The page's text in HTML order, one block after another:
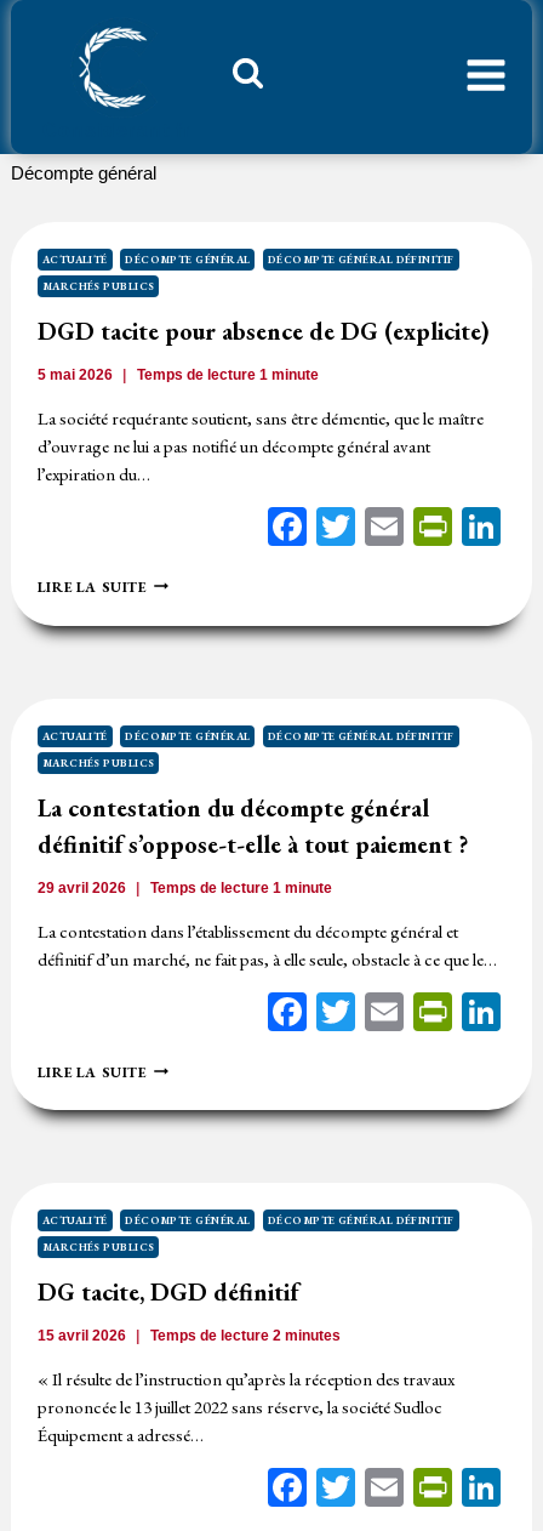
Aller
Décompte général
ACTUALITÉ DÉCOMPTE GÉNÉRAL
DÉCOMPTE GÉNÉRAL DÉFINITIF
MARCHÉS PUBLICS
DGD tacite pour absence de DG (explicite)
5 mai 2026 Temps de lecture1 minute
La société requérante soutient, sans être démentie, que le maître
d’ouvrage ne lui a pas notifié un décompte général avant
l’expiration du…
Facebook
Twitter
Email
LIRE LA SUITEDGD
POUR
ABSENCE
ACTUALITÉ DÉCOMPTE GÉNÉRAL
DÉCOMPTE GÉNÉRAL DÉFINITIF
MARCHÉS PUBLICS
La contestation du décompte général
définitif s’oppose-t-elle à tout paiement ?
29 avril 2026 Temps de lecture1 minute
La contestation dans l’établissement du décompte général et
définitif d’un marché, ne fait pas, à elle seule, obstacle à ce que le…
Facebook
Twitter
Email
LIRE LA SUITELA
DU
DÉCOMPTE
T-
ELLE
À
TOUT
PAIEMENT
?
ACTUALITÉ DÉCOMPTE GÉNÉRAL
DÉCOMPTE GÉNÉRAL DÉFINITIF
MARCHÉS PUBLICS
DG tacite, DGD définitif
15 avril 2026 Temps de lecture2 minutes
« Il résulte de l’instruction qu’après la réception des travaux
prononcée le 13 juillet 2022 sans réserve, la société Sudloc
Équipement a adressé…
Facebook
Twitter
Email